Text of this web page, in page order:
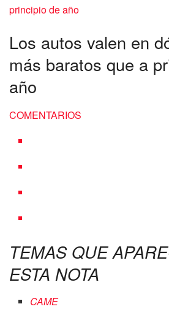
Los autos valen en
más baratos que a
año
COMENTARIOS
TEMAS QUE
ESTA NOTA
CAME